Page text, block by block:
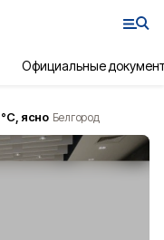
Официальные
°С, ясно Белгород